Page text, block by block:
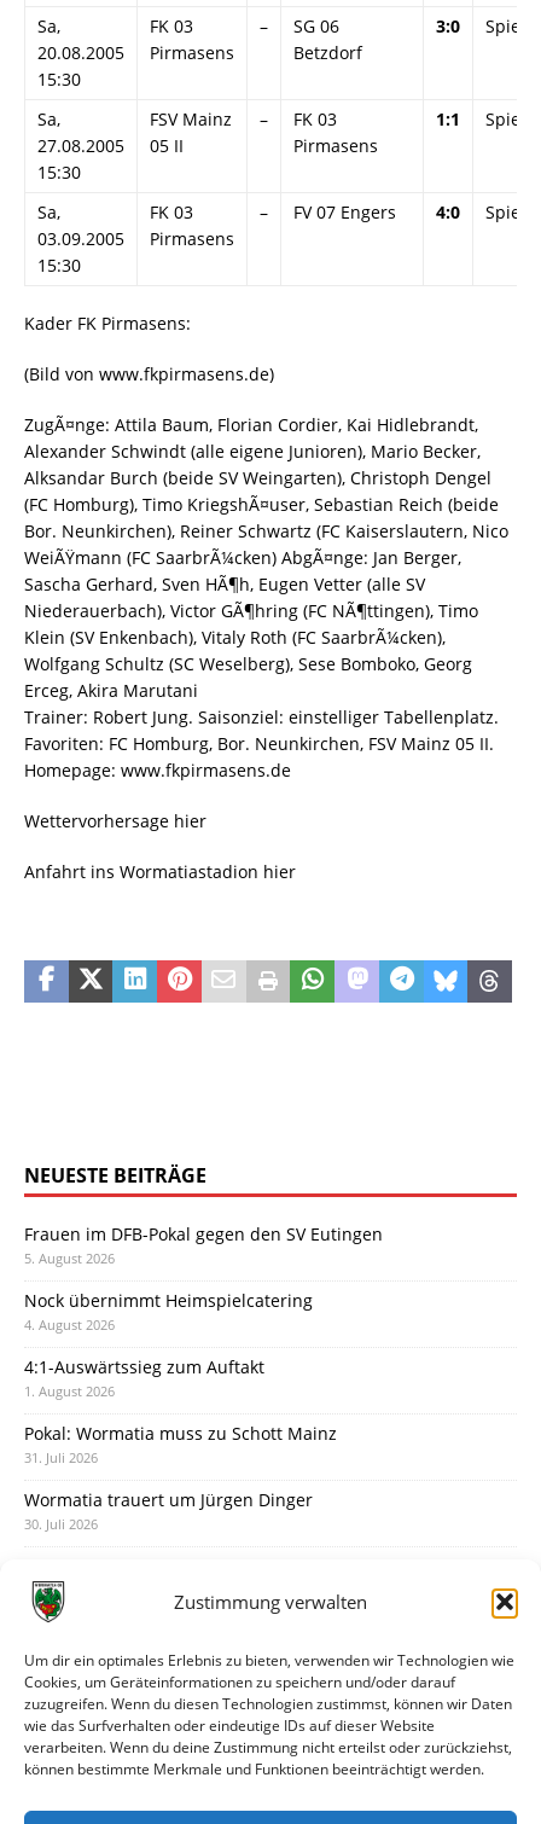
Zustimmung verwalten
Um dir ein optimales Erlebnis zu bieten, verwenden wir Technologien wie
Cookies, um Geräteinformationen zu speichern und/oder darauf
zuzugreifen. Wenn du diesen Technologien zustimmst, können wir Daten
wie das Surfverhalten oder eindeutige IDs auf dieser Website
verarbeiten. Wenn du deine Zustimmung nicht erteilst oder zurückziehst,
können bestimmte Merkmale und Funktionen beeinträchtigt werden.
Sa,
20.08.2005
15:30
FK 03
Pirmasens
–
SG 06
Betzdorf
3:0
Sa,
27.08.2005
15:30
FSV Mainz
05 II
–
FK 03
Pirmasens
1:1
Sa,
03.09.2005
15:30
FK 03
Pirmasens
– FV 07 Engers 4:0
Kader FK Pirmasens:
(Bild von www.fkpirmasens.de)
ZugÃ¤nge: Attila Baum, Florian Cordier, Kai Hidlebrandt,
Alexander Schwindt (alle eigene Junioren), Mario Becker,
Alksandar Burch (beide SV Weingarten), Christoph Dengel
(FC Homburg), Timo KriegshÃ¤user, Sebastian Reich (beide
Bor. Neunkirchen), Reiner Schwartz (FC Kaiserslautern, Nico
WeiÃŸmann (FC SaarbrÃ¼cken) AbgÃ¤nge: Jan Berger,
Sascha Gerhard, Sven HÃ¶h, Eugen Vetter (alle SV
Niederauerbach), Victor GÃ¶hring (FC NÃ¶ttingen), Timo
Klein (SV Enkenbach), Vitaly Roth (FC SaarbrÃ¼cken),
Wolfgang Schultz (SC Weselberg), Sese Bomboko, Georg
Erceg, Akira Marutani
Trainer: Robert Jung. Saisonziel: einstelliger Tabellenplatz.
Favoriten: FC Homburg, Bor. Neunkirchen, FSV Mainz 05 II.
Homepage: www.fkpirmasens.de
Wettervorhersage hier
Anfahrt ins Wormatiastadion hier
NEUESTE BEITRÄGE
Frauen im DFB-Pokal gegen den SV Eutingen
5. August 2026
Nock übernimmt Heimspielcatering
4. August 2026
4:1-Auswärtssieg zum Auftakt
1. August 2026
Pokal: Wormatia muss zu Schott Mainz
31. Juli 2026
Wormatia trauert um Jürgen Dinger
30. Juli 2026
28. Juli 2026
28. Juli 2026
Neue Podcast-Folge: So tickt Björn!
27. Juli 2026
Eindrücke vom Stadionfest